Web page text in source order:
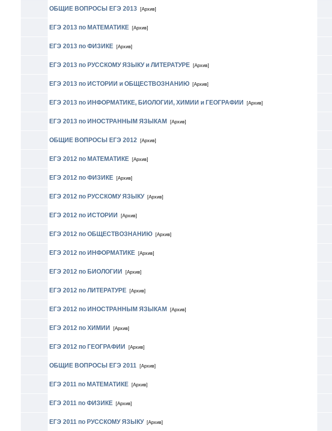
ОБЩИЕ ВОПРОСЫ ЕГЭ 2013 [Архив]
ЕГЭ 2013 по МАТЕМАТИКЕ [Архив]
ЕГЭ 2013 по ФИЗИКЕ [Архив]
ЕГЭ 2013 по РУССКОМУ ЯЗЫКУ и ЛИТЕРАТУРЕ [Архив]
ЕГЭ 2013 по ИСТОРИИ и ОБЩЕСТВОЗНАНИЮ [Архив]
ЕГЭ 2013 по ИНФОРМАТИКЕ, БИОЛОГИИ, ХИМИИ и ГЕОГРАФИИ [Архив]
ЕГЭ 2013 по ИНОСТРАННЫМ ЯЗЫКАМ [Архив]
ОБЩИЕ ВОПРОСЫ ЕГЭ 2012 [Архив]
ЕГЭ 2012 по МАТЕМАТИКЕ [Архив]
ЕГЭ 2012 по ФИЗИКЕ [Архив]
ЕГЭ 2012 по РУССКОМУ ЯЗЫКУ [Архив]
ЕГЭ 2012 по ИСТОРИИ [Архив]
ЕГЭ 2012 по ОБЩЕСТВОЗНАНИЮ [Архив]
ЕГЭ 2012 по ИНФОРМАТИКЕ [Архив]
ЕГЭ 2012 по БИОЛОГИИ [Архив]
ЕГЭ 2012 по ЛИТЕРАТУРЕ [Архив]
ЕГЭ 2012 по ИНОСТРАННЫМ ЯЗЫКАМ [Архив]
ЕГЭ 2012 по ХИМИИ [Архив]
ЕГЭ 2012 по ГЕОГРАФИИ [Архив]
ОБЩИЕ ВОПРОСЫ ЕГЭ 2011 [Архив]
ЕГЭ 2011 по МАТЕМАТИКЕ [Архив]
ЕГЭ 2011 по ФИЗИКЕ [Архив]
ЕГЭ 2011 по РУССКОМУ ЯЗЫКУ [Архив]